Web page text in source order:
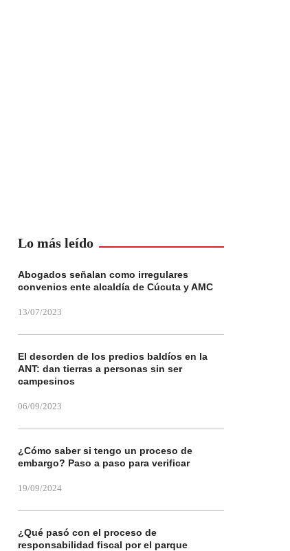
Lo más leído
Abogados señalan como irregulares
convenios ente alcaldía de Cúcuta y AMC
13/07/2023
El desorden de los predios baldíos en la
ANT: dan tierras a personas sin ser
campesinos
06/09/2023
¿Cómo saber si tengo un proceso de
embargo? Paso a paso para verificar
19/09/2024
¿Qué pasó con el proceso de
responsabilidad fiscal por el parque